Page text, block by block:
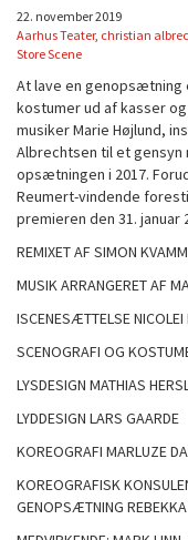
22. november 2019
Aarhus Teater, christian
Store Scene
At lave en genopsætning
kostumer ud af kasser
musiker Marie Højlund,
Albrechtsen til et
opsætningen i 2017.
Reumert-vindende
premieren den 31. januar
REMIXET AF SIMON KVAMM
MUSIK ARRANGERET AF
ISCENESÆTTELSE NICOLEI
SCENOGRAFI OG
LYSDESIGN MATHIAS
LYDDESIGN LARS GAARDE
KOREOGRAFI MARLUZE
KOREOGRAFISK
GENOPSÆTNING REBEKKA